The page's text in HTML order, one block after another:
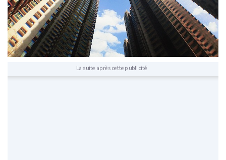
La suite après cette publicité